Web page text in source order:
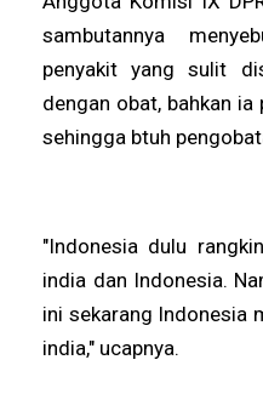
sambutannya
penyakit yang sulit
dengan obat, bahkan
sehingga btuh
"Indonesia dulu
india dan Indonesia.
ini sekarang Indonesia
india," ucapnya.